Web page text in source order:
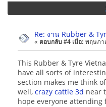
Re: งาน Rubber &
« ตอบกลับ #4 เมื่อ: พฤษภา
This Rubber & Tyre
have all sorts of
section makes me think
well, crazy cattle 3d near
hope everyone